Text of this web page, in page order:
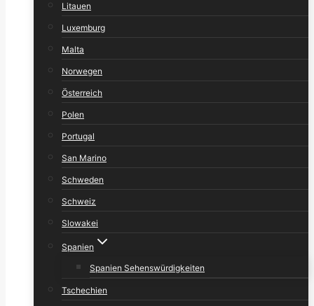
Litauen
Luxemburg
Malta
Norwegen
Österreich
Polen
Portugal
San Marino
Schweden
Schweiz
Slowakei
Spanien
Spanien Sehenswürdigkeiten
Tschechien